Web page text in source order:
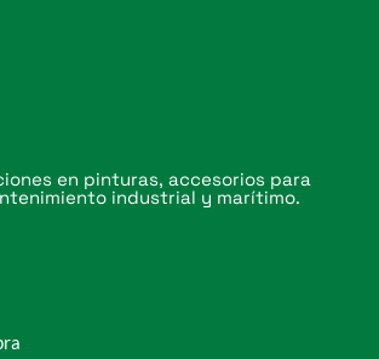
en pinturas, accesorios para
industrial y marítimo.